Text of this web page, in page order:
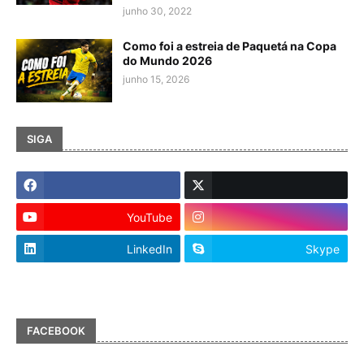
junho 30, 2022
Como foi a estreia de Paquetá na Copa
do Mundo 2026
junho 15, 2026
SIGA
YouTube
LinkedIn Skype
FACEBOOK